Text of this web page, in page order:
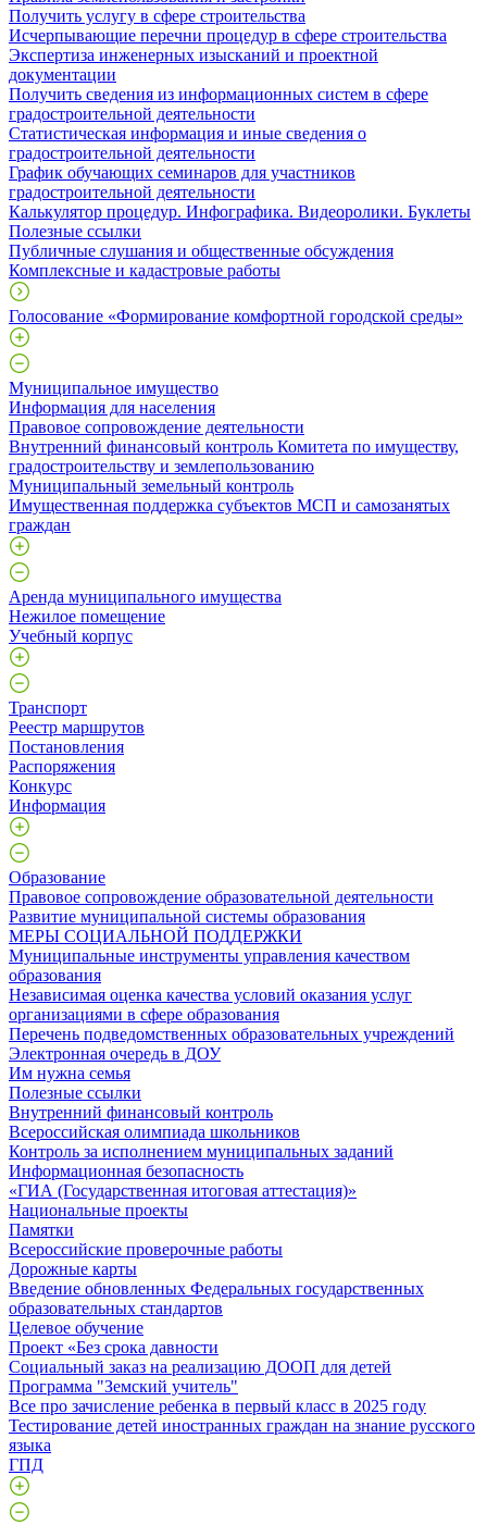
Получить услугу в сфере строительства
Исчерпывающие перечни процедур в сфере строительства
Экспертиза инженерных изысканий и проектной
документации
Получить сведения из информационных систем в сфере
градостроительной деятельности
Статистическая информация и иные сведения о
градостроительной деятельности
График обучающих семинаров для участников
градостроительной деятельности
Калькулятор процедур. Инфографика. Видеоролики. Буклеты
Полезные ссылки
Публичные слушания и общественные обсуждения
Комплексные и кадастровые работы
Голосование «Формирование комфортной городской среды»
Муниципальное имущество
Информация для населения
Правовое сопровождение деятельности
Внутренний финансовый контроль Комитета по имуществу,
градостроительству и землепользованию
Муниципальный земельный контроль
Имущественная поддержка субъектов МСП и самозанятых
граждан
Аренда муниципального имущества
Нежилое помещение
Учебный корпус
Транспорт
Реестр маршрутов
Постановления
Распоряжения
Конкурс
Информация
Образование
Правовое сопровождение образовательной деятельности
Развитие муниципальной системы образования
МЕРЫ СОЦИАЛЬНОЙ ПОДДЕРЖКИ
Муниципальные инструменты управления качеством
образования
Независимая оценка качества условий оказания услуг
организациями в сфере образования
Перечень подведомственных образовательных учреждений
Электронная очередь в ДОУ
Им нужна семья
Полезные ссылки
Внутренний финансовый контроль
Всероссийская олимпиада школьников
Контроль за исполнением муниципальных заданий
Информационная безопасность
«ГИА (Государственная итоговая аттестация)»
Национальные проекты
Памятки
Всероссийские проверочные работы
Дорожные карты
Введение обновленных Федеральных государственных
образовательных стандартов
Целевое обучение
Проект «Без срока давности
Социальный заказ на реализацию ДООП для детей
Программа "Земский учитель"
Все про зачисление ребенка в первый класс в 2025 году
Тестирование детей иностранных граждан на знание русского
языка
ГПД